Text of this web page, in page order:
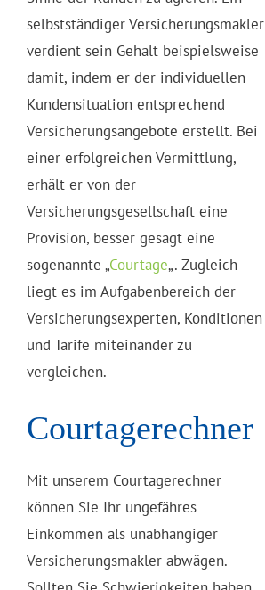
selbstständiger Versicherungsmakler
verdient sein Gehalt beispielsweise
damit, indem er der individuellen
Kundensituation entsprechend
Versicherungsangebote erstellt. Bei
einer erfolgreichen Vermittlung,
erhält er von der
Versicherungsgesellschaft eine
Provision, besser gesagt eine
sogenannte „Courtage„. Zugleich
liegt es im Aufgabenbereich der
Versicherungsexperten, Konditionen
und Tarife miteinander zu
vergleichen.
Courtagerechner
Mit unserem Courtagerechner
können Sie Ihr ungefähres
Einkommen als unabhängiger
Versicherungsmakler abwägen.